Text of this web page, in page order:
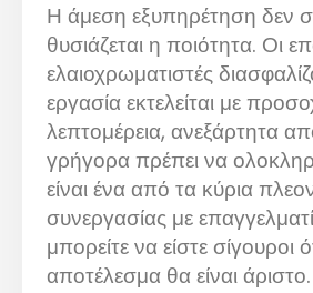
Η άμεση εξυπηρέτηση δεν
θυσιάζεται η ποιότητα. Οι
ελαιοχρωματιστές
εργασία εκτελείται με
λεπτομέρεια, ανεξάρτητα
γρήγορα πρέπει να
είναι ένα από τα κύρια
συνεργασίας με
μπορείτε να είστε σίγουροι
αποτέλεσμα θα είναι άριστο.